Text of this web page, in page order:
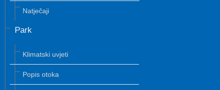
Natječaji
Park
Klimatski uvjeti
Popis otoka